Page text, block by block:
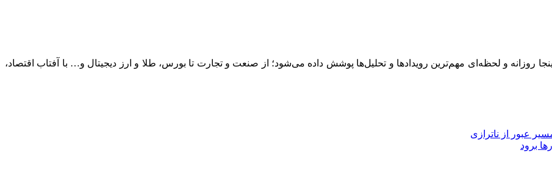
اینجا روزانه و لحظه‌ای مهم‌ترین رویدادها و تحلیل‌ها پوشش داده می‌شود؛ از صنعت و تجارت تا بورس، طلا و ارز دیجیتال و… با آفتاب اقتصاد،
برود